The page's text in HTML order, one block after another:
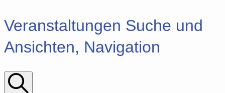
Veranstaltungen Suche und
Ansichten, Navigation